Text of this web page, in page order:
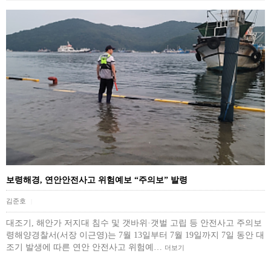
보령해경, 연안안전사고 위험예보 “주의보” 발령
김준호
대조기, 해안가 저지대 침수 및 갯바위·갯벌 고립 등 안전사고 주의보
령해양경찰서(서장 이근영)는 7월 13일부터 7월 19일까지 7일 동안 대
조기 발생에 따른 연안 안전사고 위험예… 더보기